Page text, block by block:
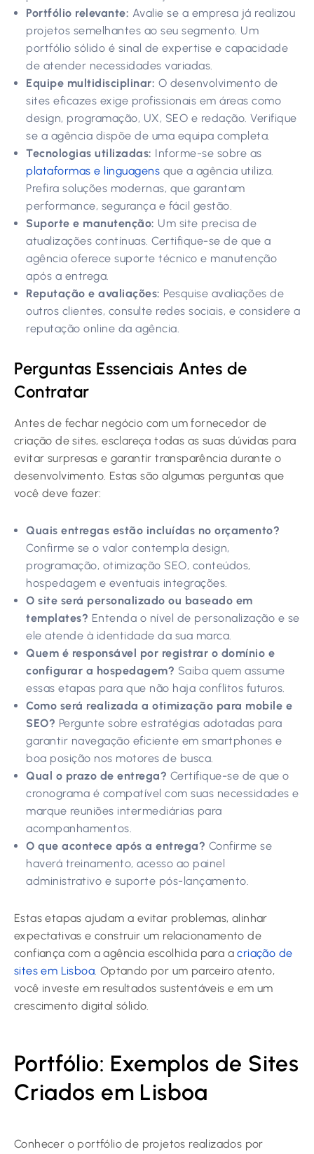
Portfólio relevante: Avalie se a empresa já realizou
projetos semelhantes ao seu segmento. Um
portfólio sólido é sinal de expertise e capacidade
de atender necessidades variadas.
Equipe multidisciplinar: O desenvolvimento de
sites eficazes exige profissionais em áreas como
design, programação, UX, SEO e redação. Verifique
se a agência dispõe de uma equipa completa.
Tecnologias utilizadas: Informe-se sobre as
plataformas e linguagens que a agência utiliza.
Prefira soluções modernas, que garantam
performance, segurança e fácil gestão.
Suporte e manutenção: Um site precisa de
atualizações contínuas. Certifique-se de que a
agência oferece suporte técnico e manutenção
após a entrega.
Reputação e avaliações: Pesquise avaliações de
outros clientes, consulte redes sociais, e considere a
reputação online da agência.
Perguntas Essenciais Antes de
Contratar
Antes de fechar negócio com um fornecedor de
criação de sites, esclareça todas as suas dúvidas para
evitar surpresas e garantir transparência durante o
desenvolvimento. Estas são algumas perguntas que
você deve fazer:
Quais entregas estão incluídas no orçamento?
Confirme se o valor contempla design,
programação, otimização SEO, conteúdos,
hospedagem e eventuais integrações.
O site será personalizado ou baseado em
templates? Entenda o nível de personalização e se
ele atende à identidade da sua marca.
Quem é responsável por registrar o domínio e
configurar a hospedagem? Saiba quem assume
essas etapas para que não haja conflitos futuros.
Como será realizada a otimização para mobile e
SEO? Pergunte sobre estratégias adotadas para
garantir navegação eficiente em smartphones e
boa posição nos motores de busca.
Qual o prazo de entrega? Certifique-se de que o
cronograma é compatível com suas necessidades e
marque reuniões intermediárias para
acompanhamentos.
O que acontece após a entrega? Confirme se
haverá treinamento, acesso ao painel
administrativo e suporte pós-lançamento.
Estas etapas ajudam a evitar problemas, alinhar
expectativas e construir um relacionamento de
confiança com a agência escolhida para acriação de
sites em Lisboa. Optando por um parceiro atento,
você investe em resultados sustentáveis e em um
crescimento digital sólido.
Portfólio: Exemplos de Sites
Criados em Lisboa
Conhecer o portfólio de projetos realizados por